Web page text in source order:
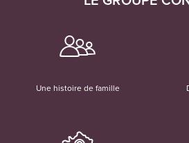
Une histoire de famille